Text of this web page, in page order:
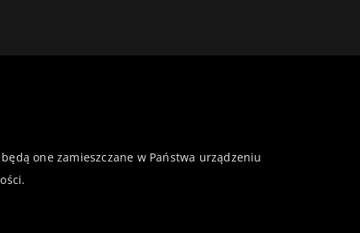
one zamieszczane w Państwa urządzeniu
.